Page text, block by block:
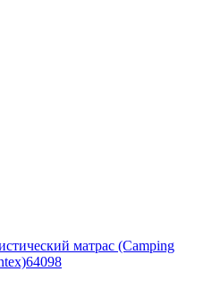
матрас (Camping
64098